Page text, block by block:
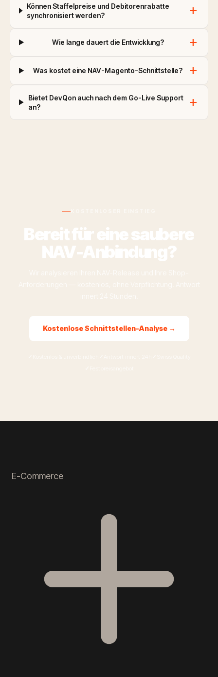
Können Staffelpreise und Debitorenrabatte
synchronisiert werden?
add
Wie lange dauert die Entwicklung? add
Was kostet eine NAV-Magento-Schnittstelle? add
Bietet DevQon auch nach dem Go-Live Support
an?
add
Bereit für eine saubere
NAV-Anbindung?
Kostenlose Schnittstellen-Analyse →
E-Commerce